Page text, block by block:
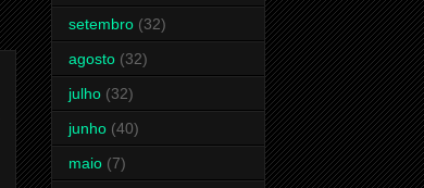
setembro (32)
agosto (32)
julho (32)
junho (40)
maio (7)